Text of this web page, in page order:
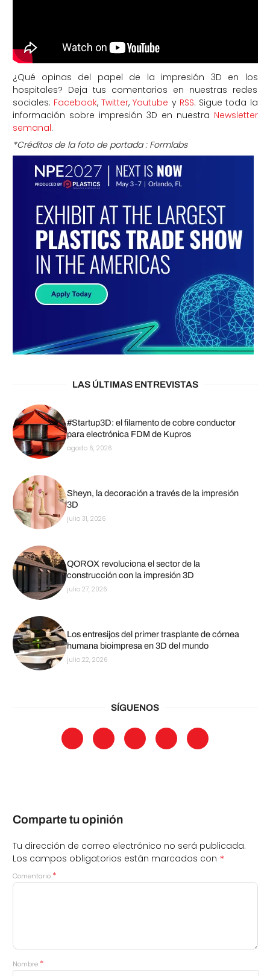
¿Qué opinas del papel de la impresión 3D en los
hospitales? Deja tus comentarios en nuestras redes
sociales: Facebook, Twitter,Youtube y RSS. Sigue toda la
información sobre impresión 3D en nuestra Newsletter
semanal.
*Créditos de la foto de portada : Formlabs
LAS ÚLTIMAS ENTREVISTAS
#Startup3D: el filamento de cobre conductor
para electrónica FDM de Kupros
agosto 6, 2026
Sheyn, la decoración a través de la impresión
3D
julio 31, 2026
QOROX revoluciona el sector de la
construcción con la impresión 3D
julio 27, 2026
Los entresijos del primer trasplante de córnea
humana bioimpresa en 3D del mundo
julio 22, 2026
SÍGUENOS
Comparte tu opinión
Tu dirección de correo electrónico no será publicada.
Los campos obligatorios están marcados con *
Comentario *
Nombre *